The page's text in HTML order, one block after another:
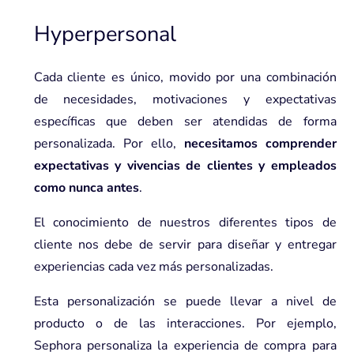
Hyperpersonal
Cada cliente es único, movido por una combinación
de necesidades, motivaciones y expectativas
específicas que deben ser atendidas de forma
personalizada. Por ello, necesitamos comprender
expectativas y vivencias de clientes y empleados
como nunca antes.
El conocimiento de nuestros diferentes tipos de
cliente nos debe de servir para diseñar y entregar
experiencias cada vez más personalizadas.
Esta personalización se puede llevar a nivel de
producto o de las interacciones. Por ejemplo,
Sephora personaliza la experiencia de compra para